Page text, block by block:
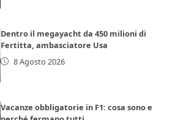
Dentro il megayacht da 450 milioni di
Fertitta, ambasciatore Usa
8 Agosto 2026
Vacanze obbligatorie in F1: cosa sono e